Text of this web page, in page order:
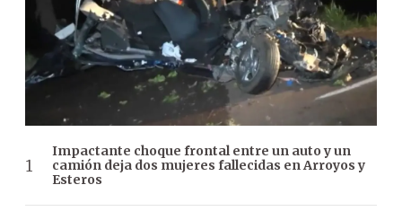
Impactante choque frontal entre un auto y un
camión deja dos mujeres fallecidas en Arroyos y
Esteros